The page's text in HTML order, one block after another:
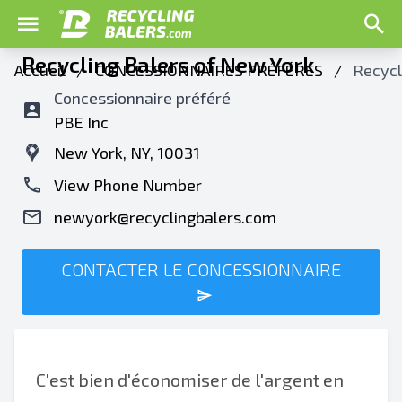
Accueil / CONCESSIONNAIRES PRÉFÉRÉS /
Recycling Balers of New York
Concessionnaire préféré
PBE Inc
New York, NY, 10031
View Phone Number
newyork@recyclingbalers.com
CONTACTER LE CONCESSIONNAIRE
C'est bien d'économiser de l'argent en